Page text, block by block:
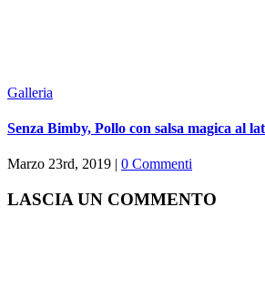
Galleria
Senza Bimby, Pollo con salsa magica al
Marzo 23rd, 2019 | 0 Commenti
LASCIA UN COMMENTO